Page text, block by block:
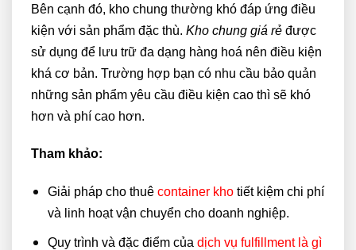
Bên cạnh đó, kho chung thường khó đáp ứng điều
kiện với sản phẩm đặc thù. Kho chung giá rẻ được
sử dụng để lưu trữ đa dạng hàng hoá nên điều kiện
khá cơ bản. Trường hợp bạn có nhu cầu bảo quản
những sản phẩm yêu cầu điều kiện cao thì sẽ khó
hơn và phí cao hơn.
Tham khảo:
Giải pháp cho thuê container khotiết kiệm chi phí
và linh hoạt vận chuyển cho doanh nghiệp.
Quy trình và đặc điểm của dịch vụ fulfillment là gì